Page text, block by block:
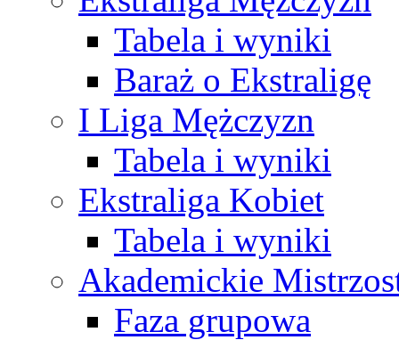
Tabela i wyniki
Baraż o Ekstraligę
I Liga Mężczyzn
Tabela i wyniki
Ekstraliga Kobiet
Tabela i wyniki
Akademickie
Faza grupowa